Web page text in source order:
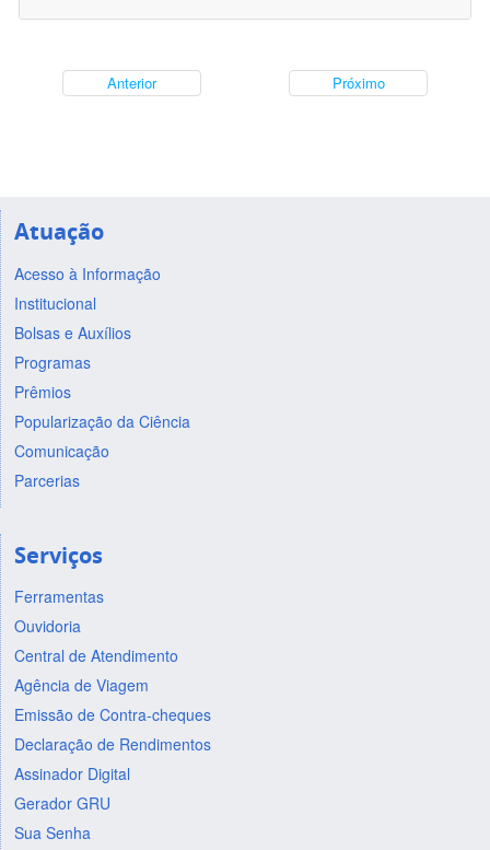
Anterior Próximo
Atuação
Acesso à Informação
Institucional
Bolsas e Auxílios
Programas
Prêmios
Popularização da Ciência
Comunicação
Parcerias
Serviços
Ferramentas
Ouvidoria
Central de Atendimento
Agência de Viagem
Emissão de Contra-cheques
Declaração de Rendimentos
Assinador Digital
Gerador GRU
Sua Senha